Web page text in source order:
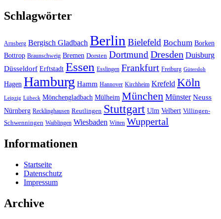
Schlagwörter
Arnsberg Bergisch Gladbach Berlin Bielefeld Bochum Borken
Bottrop Braunschweig Bremen Dorsten Dortmund Dresden Duisburg
Düsseldorf Erftstadt Essen Esslingen Frankfurt Freiburg Gütersloh
Hagen Hamburg Hamm Hannover Kirchheim Krefeld Köln
Leipzig Lübeck Mönchengladbach Mülheim München Münster Neuss
Nürnberg Recklinghausen Reutlingen Stuttgart Ulm Velbert Villingen-
Schwenningen Waiblingen Wiesbaden Witten Wuppertal
Informationen
Startseite
Datenschutz
Impressum
Archive